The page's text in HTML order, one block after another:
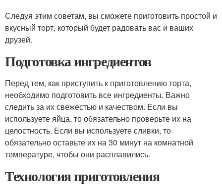
Следуя этим советам, вы сможете приготовить простой и
вкусный торт, который будет радовать вас и ваших
друзей.
Подготовка ингредиентов
Перед тем, как приступить к приготовлению торта,
необходимо подготовить все ингредиенты. Важно
следить за их свежестью и качеством. Если вы
используете яйца, то обязательно проверьте их на
целостность. Если вы используете сливки, то
обязательно оставьте их на 30 минут на комнатной
температуре, чтобы они расплавились.
Технология приготовления